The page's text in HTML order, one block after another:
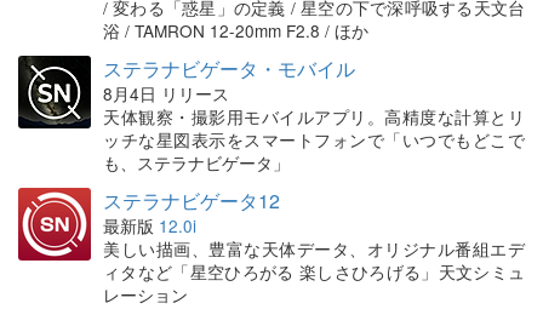
/ 変わる「惑星」の定義 / 星空の下で深呼吸する天文台
浴 / TAMRON 12-20mm F2.8 / ほか
ステラナビゲータ・モバイル
8月4日 リリース
天体観察・撮影用モバイルアプリ。高精度な計算とリ
ッチな星図表示をスマートフォンで「いつでもどこで
も、ステラナビゲータ」
ステラナビゲータ12
最新版 12.0i
美しい描画、豊富な天体データ、オリジナル番組エデ
ィタなど「星空ひろがる 楽しさひろげる」天文シミュ
レーション